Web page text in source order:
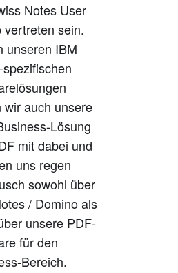
Europe 2022
9
mit PDF/A
the Scenes
PDF/X
durch PDF
A
PDF
Notes User
vertreten sein.
unseren IBM
wir auch unsere
Lösung
mit dabei und
uns regen
sowohl über
/ Domino als
unsere PDF-
für den
Bereich.